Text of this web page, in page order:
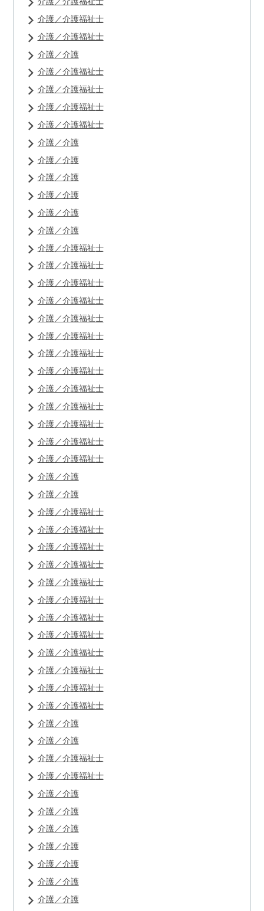
介護／介護福祉士
介護／介護福祉士
介護／介護
介護／介護福祉士
介護／介護福祉士
介護／介護福祉士
介護／介護福祉士
介護／介護
介護／介護
介護／介護
介護／介護
介護／介護
介護／介護
介護／介護福祉士
介護／介護福祉士
介護／介護福祉士
介護／介護福祉士
介護／介護福祉士
介護／介護福祉士
介護／介護福祉士
介護／介護福祉士
介護／介護福祉士
介護／介護福祉士
介護／介護福祉士
介護／介護福祉士
介護／介護福祉士
介護／介護
介護／介護
介護／介護福祉士
介護／介護福祉士
介護／介護福祉士
介護／介護福祉士
介護／介護福祉士
介護／介護福祉士
介護／介護福祉士
介護／介護福祉士
介護／介護福祉士
介護／介護福祉士
介護／介護福祉士
介護／介護福祉士
介護／介護
介護／介護
介護／介護福祉士
介護／介護福祉士
介護／介護
介護／介護
介護／介護
介護／介護
介護／介護
介護／介護
介護／介護